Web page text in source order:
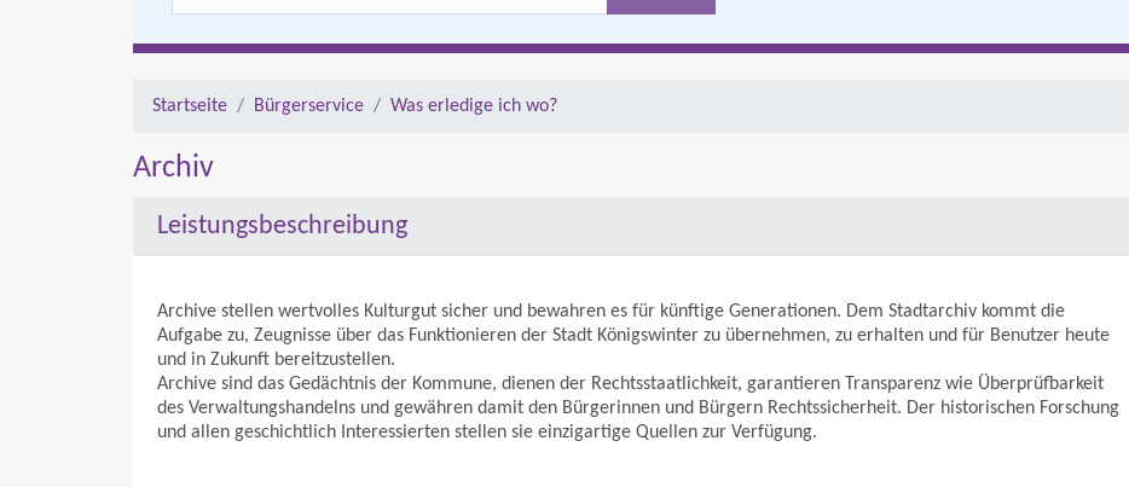
Startseite Bürgerservice Was erledige ich wo?
Archiv
Leistungsbeschreibung
Archive stellen wertvolles Kulturgut sicher und bewahren es für künftige Generationen. Dem Stadtarchiv kommt die
Aufgabe zu, Zeugnisse über das Funktionieren der Stadt Königswinter zu übernehmen, zu erhalten und für Benutzer heute
und in Zukunft bereitzustellen.
Archive sind das Gedächtnis der Kommune, dienen der Rechtsstaatlichkeit, garantieren Transparenz wie Überprüfbarkeit
des Verwaltungshandelns und gewähren damit den Bürgerinnen und Bürgern Rechtssicherheit. Der historischen Forschung
und allen geschichtlich Interessierten stellen sie einzigartige Quellen zur Verfügung.